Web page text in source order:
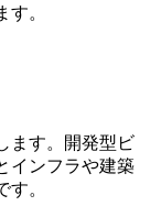
。
ます。開発型ビ
インフラや建築
。